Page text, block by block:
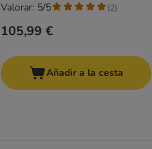
105,99 €
Valorar: 5/5 (2)
Añadir a la cesta